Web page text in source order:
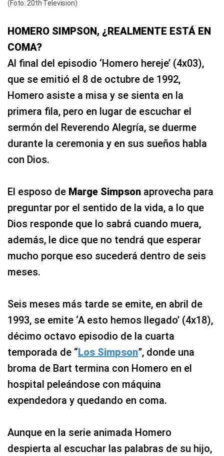
(Foto: 20th Television)
HOMERO SIMPSON, ¿REALMENTE ESTÁ EN
COMA?
Al final del episodio ‘Homero hereje’ (4x03),
que se emitió el 8 de octubre de 1992,
Homero asiste a misa y se sienta en la
primera fila, pero en lugar de escuchar el
sermón del Reverendo Alegría, se duerme
durante la ceremonia y en sus sueños habla
con Dios.
El esposo de Marge Simpson aprovecha para
preguntar por el sentido de la vida, a lo que
Dios responde que lo sabrá cuando muera,
además, le dice que no tendrá que esperar
mucho porque eso sucederá dentro de seis
meses.
Seis meses más tarde se emite, en abril de
1993, se emite ‘A esto hemos llegado’ (4x18),
décimo octavo episodio de la cuarta
temporada de “Los Simpson”, donde una
broma de Bart termina con Homero en el
hospital peleándose con máquina
expendedora y quedando en coma.
Aunque en la serie animada Homero
despierta al escuchar las palabras de su hijo,